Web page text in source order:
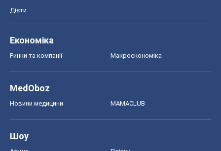
Дієти
Економіка
Ринки та компанії Макроекономіка
MedOboz
Новини медицини MAMACLUB
Шоу